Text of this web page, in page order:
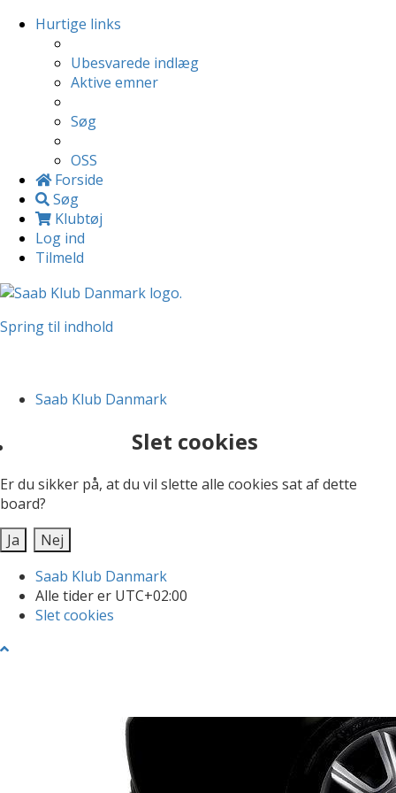
Hurtige links
Ubesvarede indlæg
Aktive emner
Søg
OSS
Forside
Søg
Klubtøj
Log ind
Tilmeld
Spring til indhold
Saab Klub Danmark
Slet cookies
Er du sikker på, at du vil slette alle cookies sat af dette
board?
Saab Klub Danmark
Alle tider er UTC+02:00
Slet cookies